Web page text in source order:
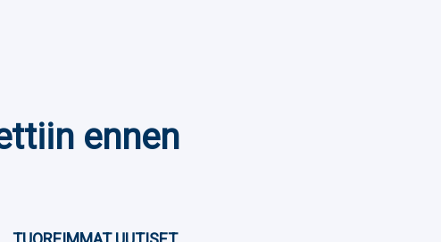
ennen